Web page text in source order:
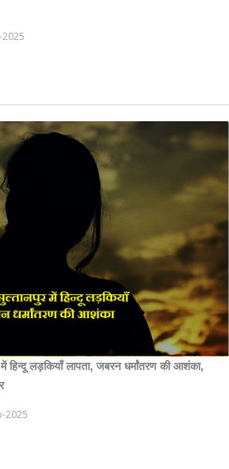
2025
हिन्दू लड़कियाँ लापता, जबरन धर्मांतरण की आशंका,
2025